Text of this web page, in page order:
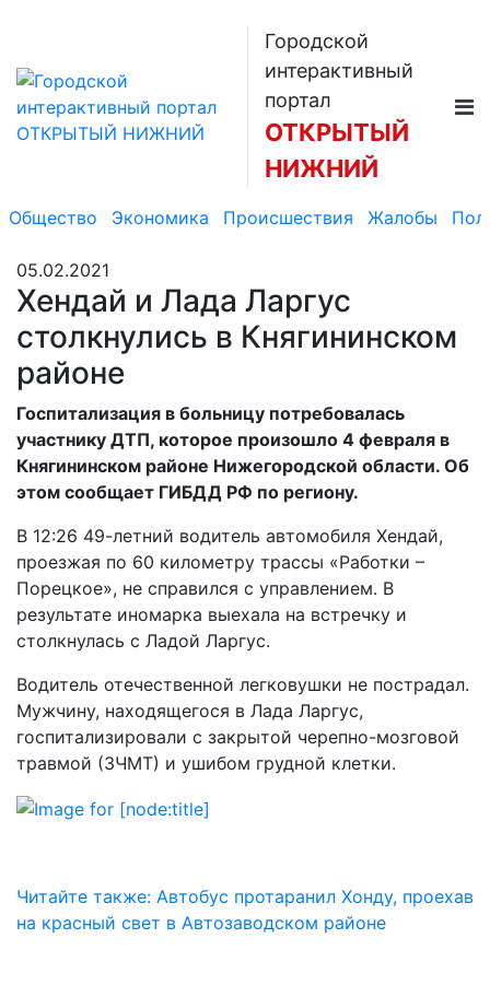
Городской
интерактивный
портал
ОТКРЫТЫЙ
НИЖНИЙ
Общество Экономика Происшествия Жалобы
05.02.2021
Хендай и Лада Ларгус
столкнулись в Княгининском
районе
Госпитализация в больницу потребовалась
участнику ДТП, которое произошло 4 февраля в
Княгининском районе Нижегородской области. Об
этом сообщает ГИБДД РФ по региону.
В 12:26 49-летний водитель автомобиля Хендай,
проезжая по 60 километру трассы «Работки –
Порецкое», не справился с управлением. В
результате иномарка выехала на встречку и
столкнулась с Ладой Ларгус.
Водитель отечественной легковушки не пострадал.
Мужчину, находящегося в Лада Ларгус,
госпитализировали с закрытой черепно-мозговой
травмой (ЗЧМТ) и ушибом грудной клетки.
Читайте также: Автобус протаранил Хонду, проехав
на красный свет в Автозаводском районе